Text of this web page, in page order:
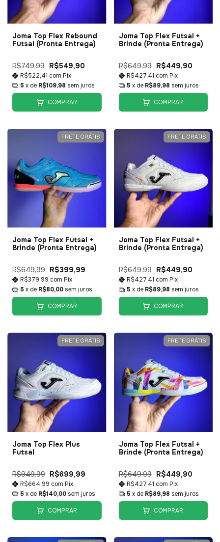
Joma Top Flex Rebound
Futsal (Pronta Entrega)
R$749,99 R$549,90
R$522,41 com Pix
5 x de R$109,98 sem juros
COMPRAR
Joma Top Flex Futsal +
Brinde (Pronta Entrega)
R$649,99 R$449,90
R$427,41 com Pix
5 x de R$89,98 sem juros
COMPRAR
FRETE GRÁTIS
Joma Top Flex Futsal +
Brinde (Pronta Entrega)
R$649,99 R$399,99
R$379,99 com Pix
5 x de R$80,00 sem juros
COMPRAR
FRETE GRÁTIS
Joma Top Flex Futsal +
Brinde (Pronta Entrega)
R$649,99 R$449,90
R$427,41 com Pix
5 x de R$89,98 sem juros
COMPRAR
FRETE GRÁTIS
Joma Top Flex Plus
Futsal
R$849,99 R$699,99
R$664,99 com Pix
5 x de R$140,00 sem juros
COMPRAR
FRETE GRÁTIS
Joma Top Flex Futsal +
Brinde (Pronta Entrega)
R$649,99 R$449,90
R$427,41 com Pix
5 x de R$89,98 sem juros
COMPRAR